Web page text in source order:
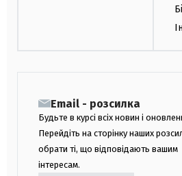
Email - розсилка
Будьте в курсі всіх новин і
Перейдіть на сторінку наших
обрати ті, що відповідають вашим
інтересам.